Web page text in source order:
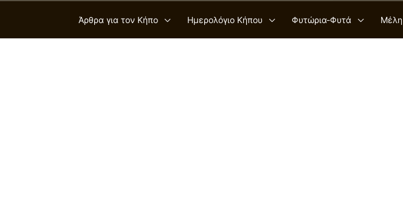
Άρθρα για τον Κήπο Ημερολόγιο Κήπου Φυτώρια-Φυτά Μέλη